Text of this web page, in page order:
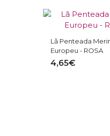
Lã Penteada
Europeu - LIMÃO
4,65€